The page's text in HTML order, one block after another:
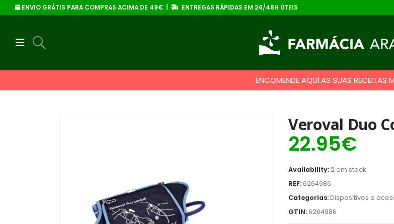
ENVIO GRÁTIS PARA COMPRAS ACIMA DE 49€ | ENTREGAS RÁPIDAS EM 24/48H ÚTEIS
ENCOMENDE AQUI AS SUAS RECEITAS
Veroval Duo
22.95€
Availability:2 em stock
REF:6264986
Categorias:Dispositivos e
GTIN:6264986